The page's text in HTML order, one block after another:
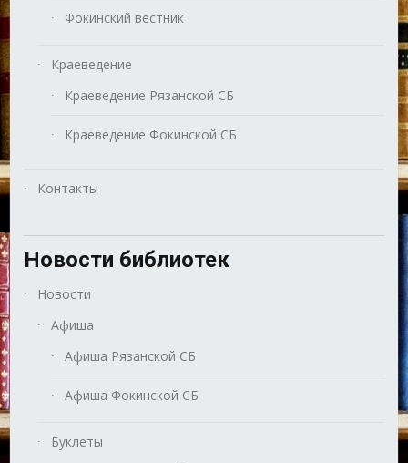
Фокинский вестник
Краеведение
Краеведение Рязанской СБ
Краеведение Фокинской СБ
Контакты
Новости библиотек
Новости
Афиша
Афиша Рязанской СБ
Афиша Фокинской СБ
Буклеты